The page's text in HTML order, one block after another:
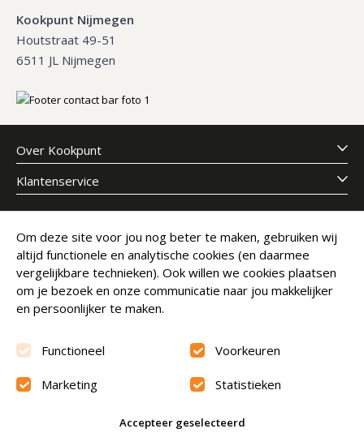
Kookpunt Nijmegen
Houtstraat 49-51
6511 JL Nijmegen
Over Kookpunt
Klantenservice
Meld je aan voor onze nieuwsbrief
E-mailadres
Abonneer
Beoordeling9.6
Om deze site voor jou nog beter te maken, gebruiken wij
altijd functionele en analytische cookies (en daarmee
vergelijkbare technieken). Ook willen we cookies plaatsen
om je bezoek en onze communicatie naar jou makkelijker
en persoonlijker te maken.
Functioneel Voorkeuren
Marketing Statistieken
Accepteer geselecteerd